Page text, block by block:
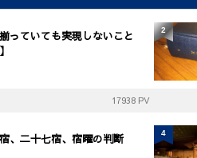
っていても実現しないこと
17938 PV
2
、二十七宿、宿曜の判断 4